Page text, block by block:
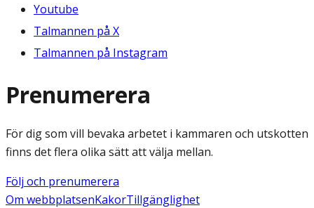
Youtube
Talmannen på X
Talmannen på Instagram
Prenumerera
För dig som vill bevaka arbetet i kammaren och utskotten
finns det flera olika sätt att välja mellan.
Följ och prenumerera
Om webbplatsenKakorTillgänglighet